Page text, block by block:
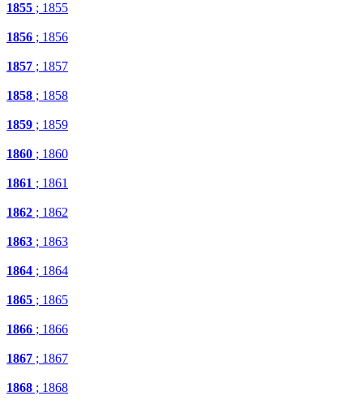
1855 ; 1855
1856 ; 1856
1857 ; 1857
1858 ; 1858
1859 ; 1859
1860 ; 1860
1861 ; 1861
1862 ; 1862
1863 ; 1863
1864 ; 1864
1865 ; 1865
1866 ; 1866
1867 ; 1867
1868 ; 1868